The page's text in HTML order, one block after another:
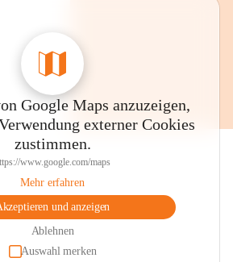
Google Maps anzuzeigen,
externer Cookies
zustimmen.
www.google.com/maps
Mehr erfahren
und anzeigen
Ablehnen
Auswahl merken